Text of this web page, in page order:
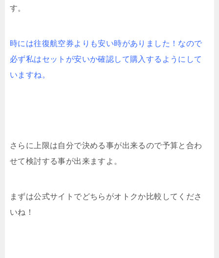
す。
時には往復航空券よりも安い時がありました！なので
必ず私はセットが安いか確認して購入するようにして
いますね。
さらに上限は自分で決める事が出来るので予算と合わ
せて検討する事が出来ますよ。
まずは公式サイトでどちらがオトクか比較してくださ
いね！